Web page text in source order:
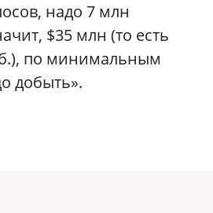
надо 7 млн
$35 млн (то есть
по минимальным
добыть».